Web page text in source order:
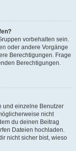
vorbehalten sein.
oder andere Vorgänge
Berechtigungen. Frage
Berechtigungen.
und einzelne Benutzer
nicht
du deinen Beitrag
Dateien hochladen.
nicht sicher bist, wieso